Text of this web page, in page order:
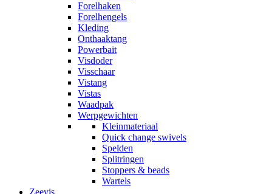
Forelhaken
Forelhengels
Kleding
Onthaaktang
Powerbait
Visdoder
Visschaar
Vistang
Vistas
Waadpak
Werpgewichten
Kleinmateriaal
Quick change swivels
Spelden
Splitringen
Stoppers & beads
Wartels
Zeevis